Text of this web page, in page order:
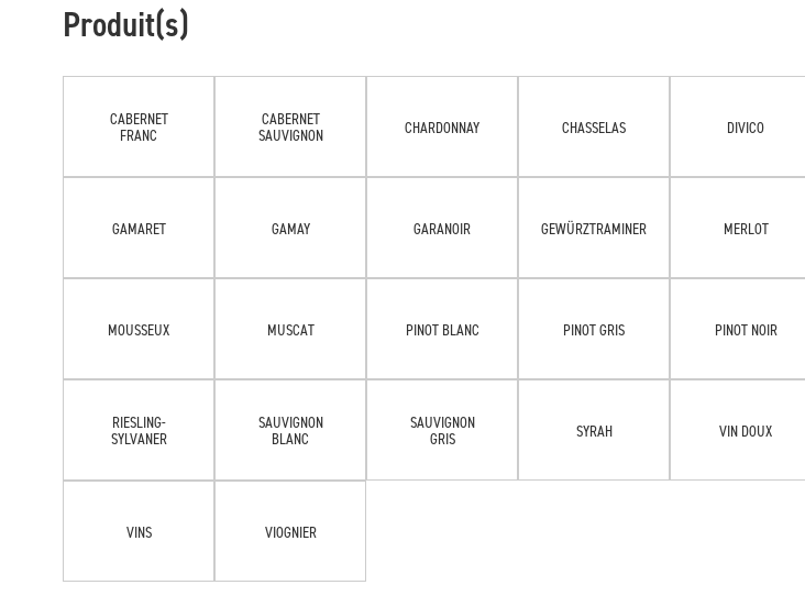
Produit(s)
CABERNET
FRANC
CABERNET
SAUVIGNON
CHARDONNAY CHASSELAS DIVICO
GAMARET GAMAY GARANOIR GEWÜRZTRAMINER MERLOT
MOUSSEUX MUSCAT PINOT BLANC PINOT GRIS PINOT NOIR
RIESLING-
SYLVANER
SAUVIGNON
BLANC
SAUVIGNON
GRIS
SYRAH VIN DOUX
VINS VIOGNIER